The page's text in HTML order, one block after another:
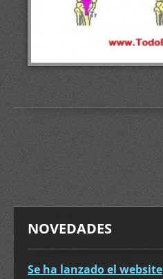
NOVEDADES
Se ha lanzado el website